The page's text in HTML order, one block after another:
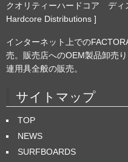
クオリティーハードコア ディ
Hardcore Distributions ]
インターネット上での
売。販売店へのOEM製品卸売
連用具全般の販売。
サイトマップ
TOP
NEWS
SURFBOARDS